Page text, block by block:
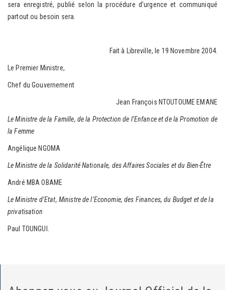
sera enregistré, publié selon la procédure d’urgence et communiqué
partout ou besoin sera.
Fait à Libreville, le 19 Novembre 2004.
Le Premier Ministre,
Chef du Gouvernement
Jean François NTOUTOUME EMANE
Le Ministre de la Famille, de la Protection de l’Enfanceet de la Promotion de
la Femme
Angélique NGOMA
Le Ministre de la Solidarité Nationale, des Affaires Sociales et du Bien-Être
André MBA OBAME
Le Ministre d’Etat, Ministre de l’Economie, des Finances, du Budget et de la
privatisation
Paul TOUNGUI.